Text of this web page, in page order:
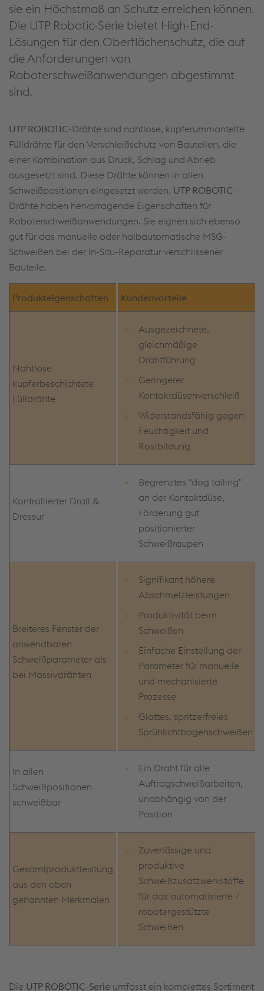
sie ein Höchstmaß an Schutz erreichen können.
Die UTP Robotic-Serie bietet High-End-
Lösungen für den Oberflächenschutz, die auf
die Anforderungen von
Roboterschweißanwendungen abgestimmt
sind.
UTP ROBOTIC-Drähte sind nahtlose, kupferummantelte
Fülldrähte für den Verschleißschutz von Bauteilen, die
einer Kombination aus Druck, Schlag und Abrieb
ausgesetzt sind. Diese Drähte können in allen
Schweißpositionen eingesetzt werden. UTP ROBOTIC-
Drähte haben hervorragende Eigenschaften für
Roboterschweißanwendungen. Sie eignen sich ebenso
gut für das manuelle oder halbautomatische MSG-
Schweißen bei der In-Situ-Reparatur verschlissener
Bauteile.
Produkteigenschaften Kundenvorteile
Nahtlose
kupferbeschichtete
Fülldrähte
Ausgezeichnete,
gleichmäßige
Drahtführung
Geringerer
Kontaktdüsenverschleiß
Widerstandsfähig gegen
Feuchtigkeit und
Rostbildung
Kontrollierter Drall &
Dressur
Begrenztes "dog tailing"
an der Kontaktdüse,
Förderung gut
positionierter
Schweißraupen
Breiteres Fenster der
anwendbaren
Schweißparameter als
bei Massivdrähten
Signifikant höhere
Abschmelzleistungen
Produktivität beim
Schweißen
Einfache Einstellung der
Parameter für manuelle
und mechanisierte
Prozesse
Glattes, spritzerfreies
Sprühlichtbogenschweißen
In allen
Schweißpositionen
schweißbar
Ein Draht für alle
Auftragschweißarbeiten,
unabhängig von der
Position
Gesamtproduktleistung
aus den oben
genannten Merkmalen
Zuverlässige und
produktive
Schweißzusatzwerkstoffe
für das automatisierte /
robotergestützte
Schweißen
Die UTP ROBOTIC-Serie umfasst ein komplettes Sortiment